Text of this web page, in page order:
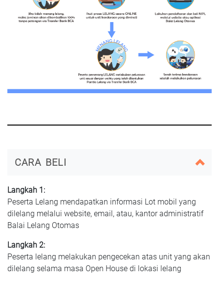
CARA BELI
Langkah 1:
Peserta Lelang mendapatkan informasi Lot mobil yang
dilelang melalui website, email, atau, kantor administratif
Balai Lelang Otomas
Langkah 2:
Peserta lelang melakukan pengecekan atas unit yang akan
dilelang selama masa Open House di lokasi lelang